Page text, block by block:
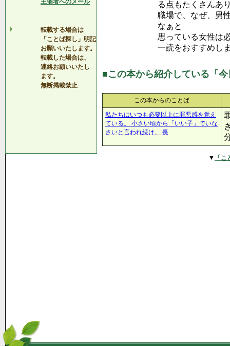
主催者へのメール
転載する場合は
「ことば探し」明記
お願いいたします。
転載した場合は、
連絡お願いいたし
ます。
無断掲載禁止
る点もたくさんあ
職場で、なぜ、男
なぁと
思っている女性は
一読をおすすめし
■この本から紹介している「
この本からのことば
私たちはいつも必要以上に罪悪感を覚え
ている。 小さい頃から「いい子」でいな
さいと言われ続け、 長
▼ 「